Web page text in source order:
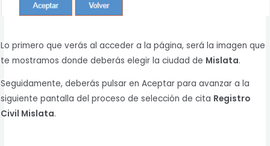
Lo primero que verás al acceder a la página, será la imagen que
te mostramos donde deberás elegir la ciudad de Mislata.
Seguidamente, deberás pulsar en Aceptar para avanzar a la
siguiente pantalla del proceso de selección de cita Registro
Civil Mislata.